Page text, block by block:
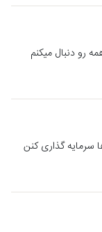
رو دنبال میکنم
سرمایه گذاری کنن